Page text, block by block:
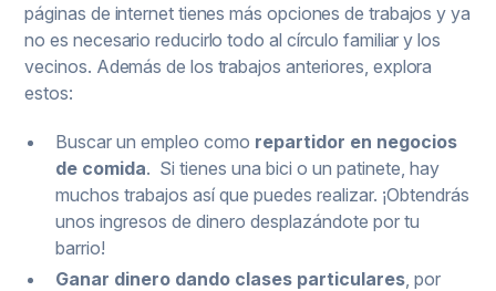
páginas de internet tienes más opciones de trabajos y ya
no es necesario reducirlo todo al círculo familiar y los
vecinos. Además de los trabajos anteriores, explora
estos:
Buscar un empleo como repartidor en negocios
de comida. Si tienes una bici o un patinete, hay
muchos trabajos así que puedes realizar. ¡Obtendrás
unos ingresos de dinero desplazándote por tu
barrio!
Ganar dinero dando clases particulares , por